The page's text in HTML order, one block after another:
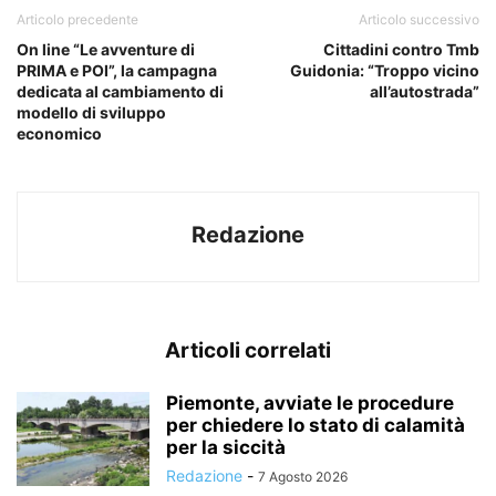
Articolo precedente
On line “Le avventure di
PRIMA e POI”, la campagna
dedicata al cambiamento di
modello di sviluppo
economico
Articolo successivo
Cittadini contro Tmb
Guidonia: “Troppo vicino
all’autostrada”
Redazione
Articoli correlati
Piemonte, avviate le procedure
per chiedere lo stato di calamità
per la siccità
Redazione - 7 Agosto 2026